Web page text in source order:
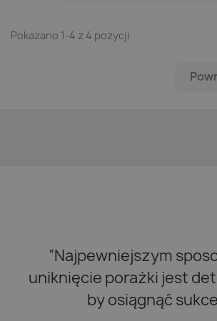
Pokazano 1-4 z 4 pozycji
“Najpewniejszym
uniknięcie porażki jest
by osiągnąć